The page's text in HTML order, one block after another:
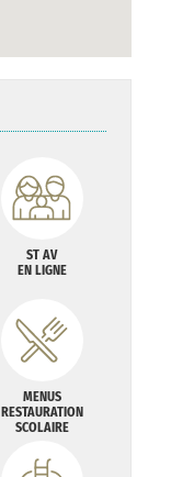
ST AV
EN LIGNE
MENUS
RESTAURATION
SCOLAIRE